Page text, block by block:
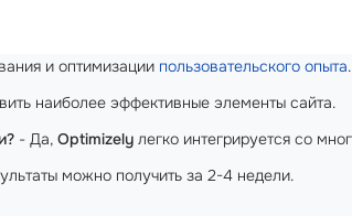
и оптимизации пользовательского опыта.
наиболее эффективные элементы сайта.
- Да, Optimizely легко интегрируется со
можно получить за 2-4 недели.